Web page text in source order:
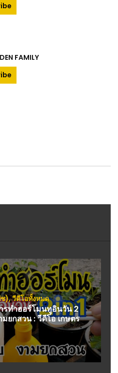
FAMILY
ช),วีดีโอทั้งหมด
รทำฮอร์โมนทูอินวัน 2
มยกสวน : วีดีโอ เกษตร